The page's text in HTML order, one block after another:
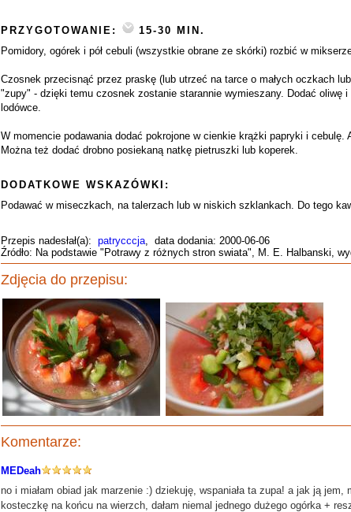
PRZYGOTOWANIE:
15-30 MIN.
Pomidory, ogórek i pół cebuli (wszystkie obrane ze skórki) rozbić w
Czosnek przecisnąć przez praskę (lub utrzeć na tarce o małych oczkach
"zupy" - dzięki temu czosnek zostanie starannie wymieszany. Dodać oliwę
lodówce.
W momencie podawania dodać pokrojone w cienkie krążki papryki i
Można też dodać drobno posiekaną natkę pietruszki lub koperek.
DODATKOWE WSKAZÓWKI:
Podawać w miseczkach, na talerzach lub w niskich szklankach. Do tego
Przepis nadesłał(a): patrycccja, data dodania: 2000-06-06
Źródło: Na podstawie "Potrawy z różnych stron swiata", M. E. Halbanski,
Zdjęcia do przepisu:
Komentarze:
MEDeah
no i miałam obiad jak marzenie :) dziekuję, wspaniała ta zupa! a jak ją
kosteczkę na końcu na wierzch, dałam niemal jednego dużego ogórka +